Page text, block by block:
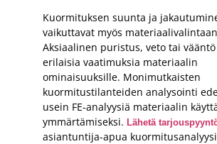
Kuormituksen suunta ja
vaikuttavat myös
Aksiaalinen puristus, veto tai
erilaisia vaatimuksia materiaalin
ominaisuuksille. Monimutkaisten
kuormitustilanteiden analysointi
usein FE-analyysiä materiaalin
ymmärtämiseksi. Lähetä
asiantuntija-apua